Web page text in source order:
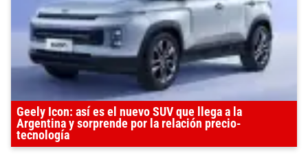
Geely Icon: así es el nuevo SUV que llega a la
Argentina y sorprende por la relación precio-
tecnología